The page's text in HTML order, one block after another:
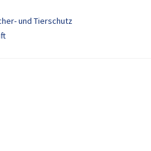
und Tierschutz